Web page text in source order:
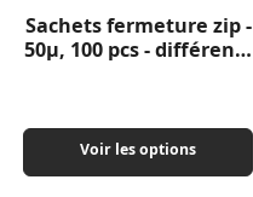
Sachets fermeture zip -
50µ, 100 pcs - différents
Voir les options